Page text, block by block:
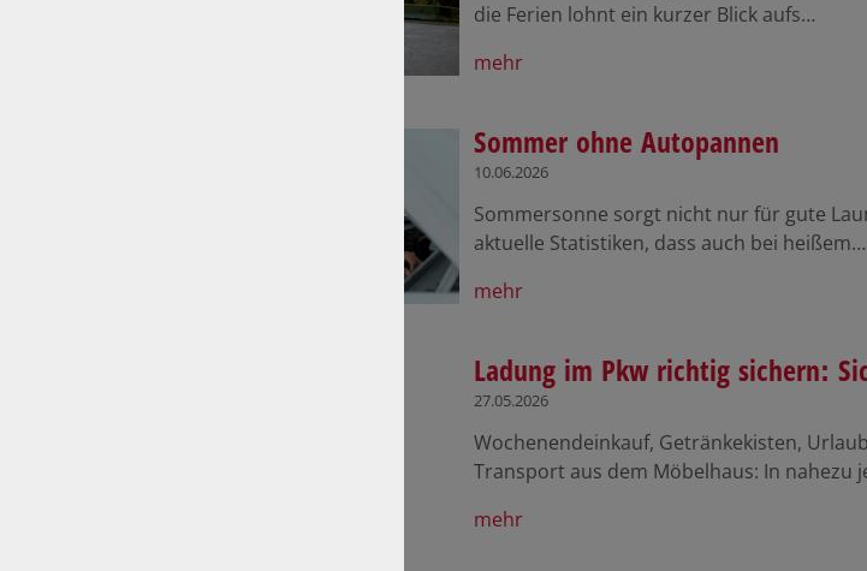
die Ferien lohnt ein kurzer Blick aufs…
mehr
Sommer ohne Autopannen
10.06.2026
Sommersonne sorgt nicht nur für gute
aktuelle Statistiken, dass auch bei heißem…
mehr
Ladung im Pkw richtig sichern:
27.05.2026
Wochenendeinkauf, Getränkekisten,
Transport aus dem Möbelhaus: In nahezu
mehr